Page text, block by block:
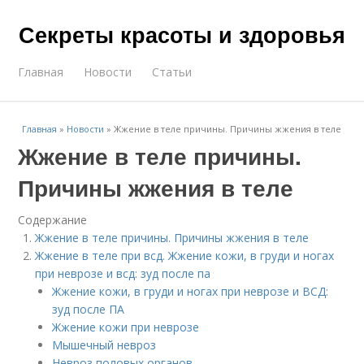
Секреты красоты и здоровья
Главная Новости Статьи
Главная » Новости »Жжение в теле причины. Причины жжения в теле
Жжение в теле причины.
Причины жжения в теле
Содержание
Жжение в теле причины. Причины жжения в теле
Жжение в теле при всд. Жжение кожи, в груди и ногах
при неврозе и всд: зуд после па
Жжение кожи, в груди и ногах при неврозе и ВСД:
зуд после ПА
Жжение кожи при неврозе
Мышечный невроз